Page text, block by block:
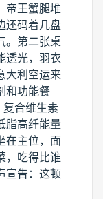
帝王蟹腿堆
还码着几盘
。第二张桌
透光，羽衣
大利空运来
和功能餐
合维生素
脂高纤能量
在主位，面
，吃得比谁
宣告：这顿